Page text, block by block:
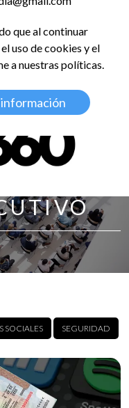
LinkedIn
SOCIALES
SEGURIDAD
que al continuar
uso de cookies y el
a nuestras políticas.